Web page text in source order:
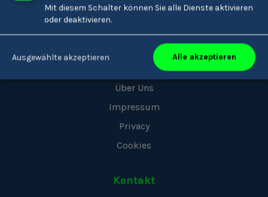
Unternehmen
Über Uns
Impressum
Privacy
Cookies
Kontakt
Mit diesem Schalter können Sie alle Dienste aktivieren
oder deaktivieren.
Ausgewählte akzeptieren Alle akzeptieren